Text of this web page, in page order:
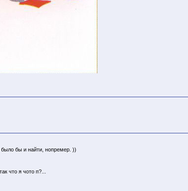
бы и найти, нопремер. ))
что я чото п?...